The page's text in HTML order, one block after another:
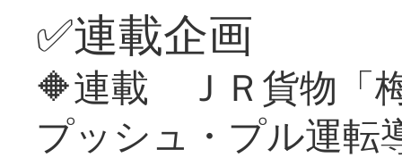
✅連載企画
🔶連載 ＪＲ貨物「
プッシュ・プル運転